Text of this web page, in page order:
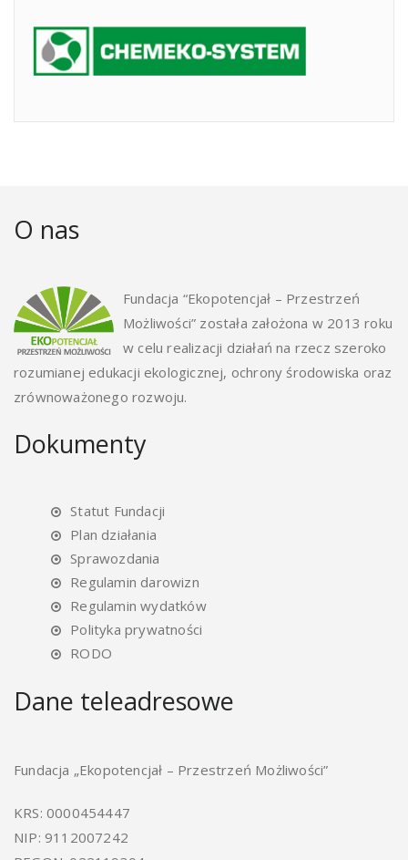
O nas
Fundacja “Ekopotencjał – Przestrzeń
Możliwości” została założona w 2013 roku
w celu realizacji działań na rzecz szeroko
rozumianej edukacji ekologicznej, ochrony środowiska oraz
zrównoważonego rozwoju.
Dokumenty
Statut Fundacji
Plan działania
Sprawozdania
Regulamin darowizn
Regulamin wydatków
Polityka prywatności
RODO
Dane teleadresowe
Fundacja „Ekopotencjał – Przestrzeń Możliwości”
KRS: 0000454447
NIP: 9112007242